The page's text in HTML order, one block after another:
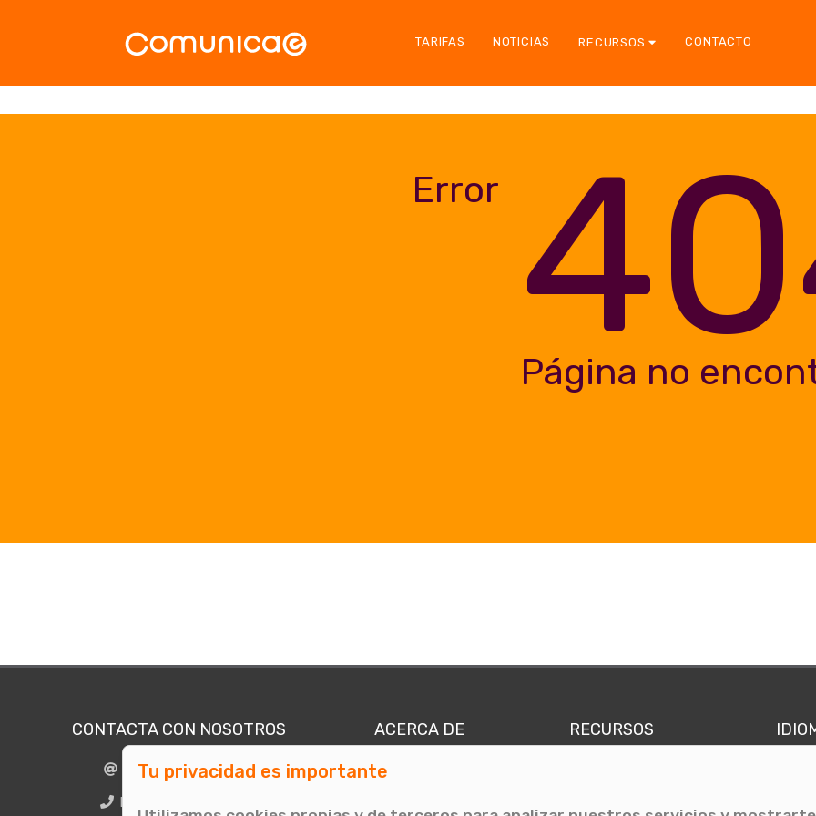
TARIFAS NOTICIAS RECURSOS CONTACTO
Error
Página no
CONTACTA CON NOSOTROS
info@comunicae.com
BCN + 34 931 702 774
ACERCA DE
Quiénes somos
RECURSOS
Tu privacidad es importante